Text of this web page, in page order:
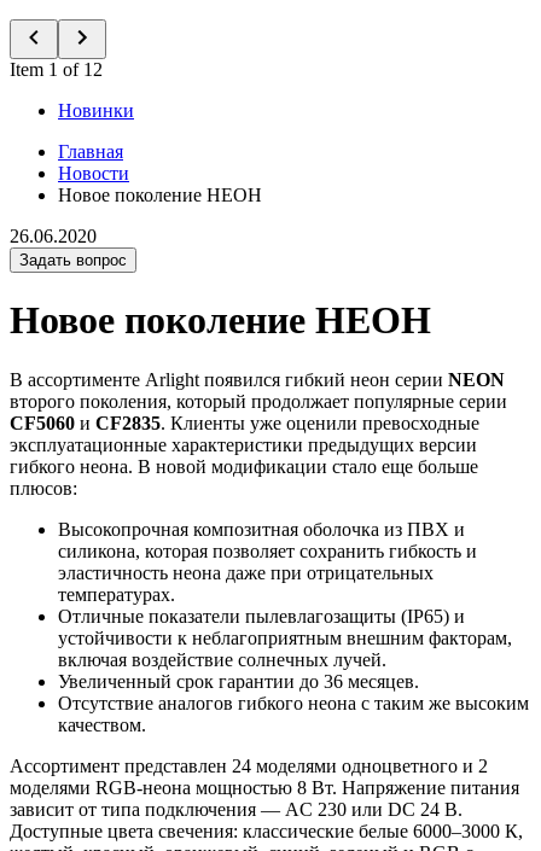
Item 1 of 12
Новинки
Главная
Новости
Новое поколение НЕОН
26.06.2020
Задать вопрос
Новое поколение НЕОН
В ассортименте Arlight появился гибкий неон серии NEON
второго поколения, который продолжает популярные серии
CF5060 и CF2835. Клиенты уже оценили превосходные
эксплуатационные характеристики предыдущих версии
гибкого неона. В новой модификации стало еще больше
плюсов:
Высокопрочная композитная оболочка из ПВХ и
силикона, которая позволяет сохранить гибкость и
эластичность неона даже при отрицательных
температурах.
Отличные показатели пылевлагозащиты (IP65) и
устойчивости к неблагоприятным внешним факторам,
включая воздействие солнечных лучей.
Увеличенный срок гарантии до 36 месяцев.
Отсутствие аналогов гибкого неона с таким же высоким
качеством.
Ассортимент представлен 24 моделями одноцветного и 2
моделями RGB-неона мощностью 8 Вт. Напряжение питания
зависит от типа подключения — AC 230 или DC 24 В.
Доступные цвета свечения: классические белые 6000–3000 К,